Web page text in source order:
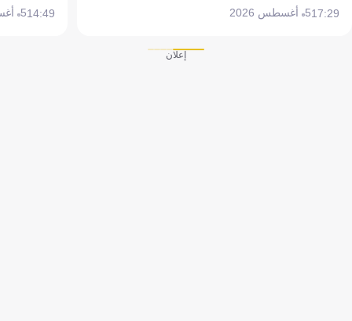
17:295 أغسطس 2026 14:495 أغسطس 2026
إعلان